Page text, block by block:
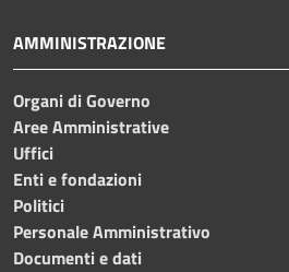
AMMINISTRAZIONE
Organi di Governo
Aree Amministrative
Uffici
Enti e fondazioni
Politici
Personale Amministrativo
Documenti e dati